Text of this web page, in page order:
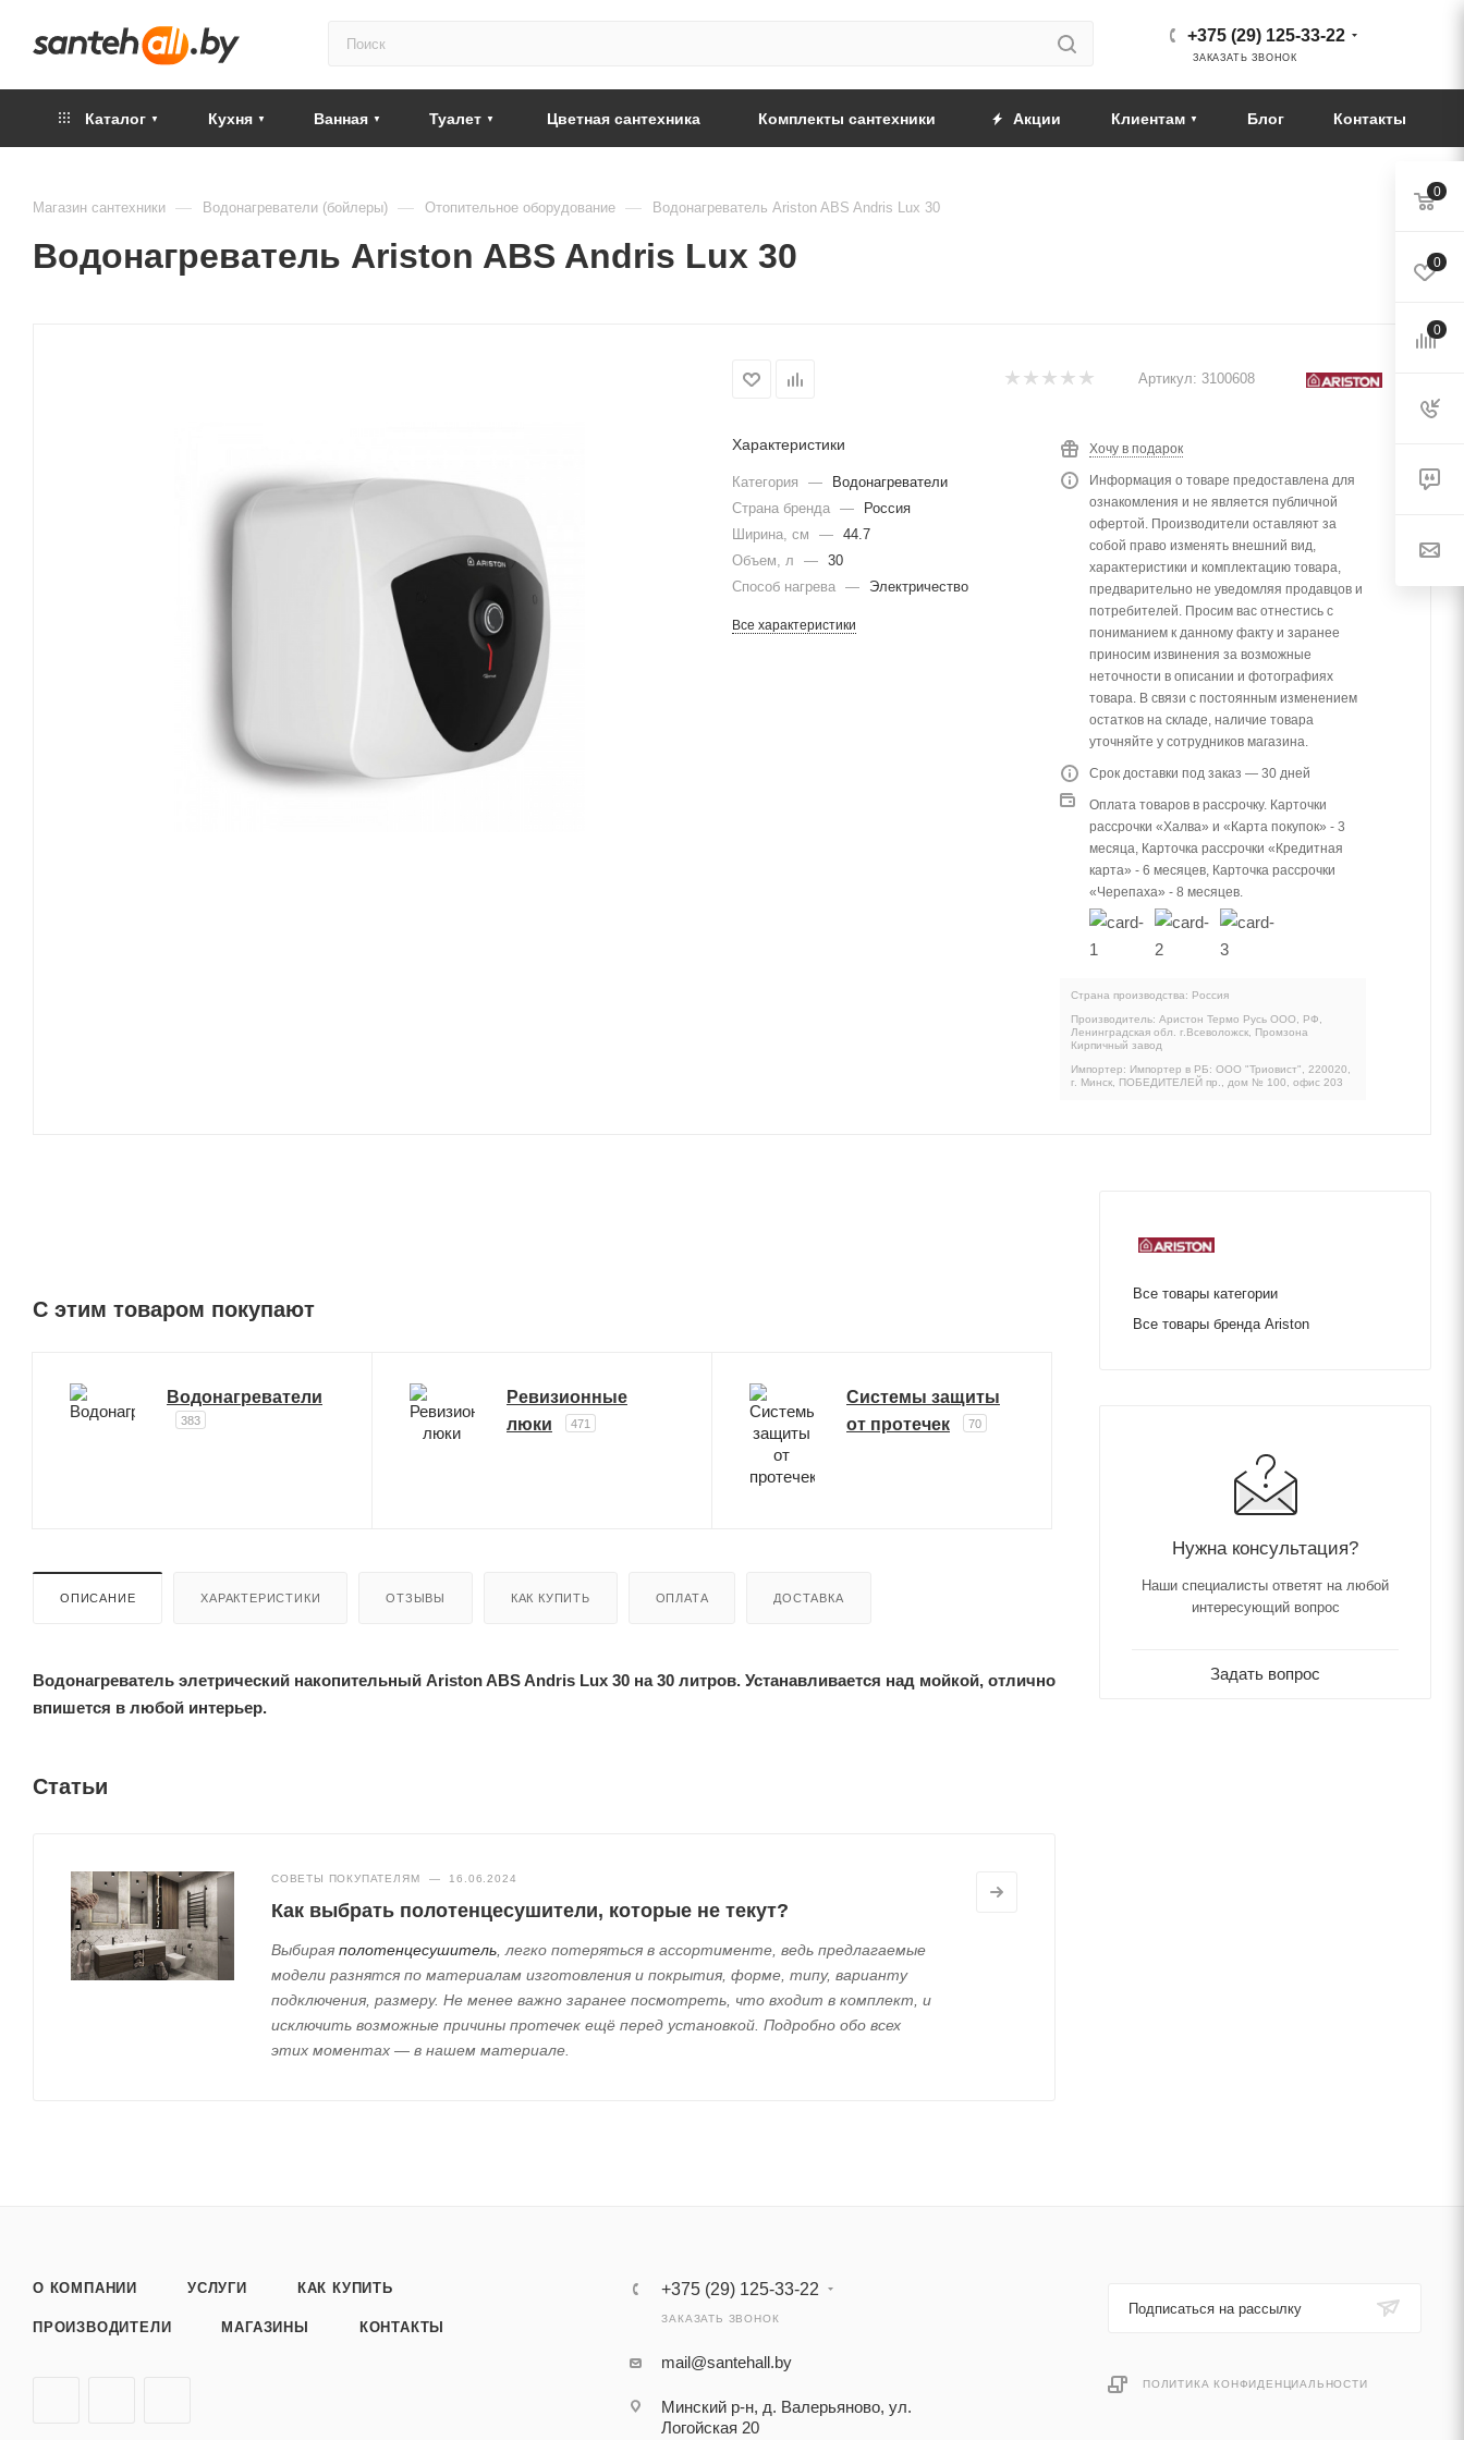
+375 (29) 125-33-22
ЗАКАЗАТЬ ЗВОНОК
Каталог Кухня Ванная Туалет Цветная сантехника Комплекты сантехники Акции Клиентам Блог Контакты
Магазин сантехники — Водонагреватели (бойлеры) — Отопительное оборудование — Водонагреватель Ariston ABS Andris Lux 30
Водонагреватель Ariston ABS Andris Lux 30
Артикул: 3100608
Характеристики
Категория —
Водонагреватели
Страна бренда —
Россия
Ширина, см
— 44.7
Объем, л
— 30
Способ нагрева — Электричество
Все характеристики
Хочу в подарок
Информация о товаре предоставлена для
ознакомления и не является публичной
офертой. Производители оставляют за
собой право изменять внешний вид,
характеристики и комплектацию товара,
предварительно не уведомляя продавцов и
потребителей. Просим вас отнестись с
пониманием к данному факту и заранее
приносим извинения за возможные
неточности в описании и фотографиях
товара. В связи с постоянным изменением
остатков на складе, наличие товара
уточняйте у сотрудников магазина.
Срок доставки под заказ — 30 дней
Оплата товаров в рассрочку. Карточки
рассрочки «Халва» и «Карта покупок» - 3
месяца, Карточка рассрочки «Кредитная
карта» - 6 месяцев, Карточка рассрочки
«Черепаха» - 8 месяцев.
Страна производства: Россия
Производитель: Аристон Термо Русь ООО, РФ,
Ленинградская обл. г.Всеволожск, Промзона
Кирпичный завод
Импортер: Импортер в РБ: ООО "Триовист", 220020,
г. Минск, ПОБЕДИТЕЛЕЙ пр., дом № 100, офис 203
C этим товаром покупают
Водонагреватели
383
Ревизионные
люки
471
Системы защиты
от протечек
70
ОПИСАНИЕ ХАРАКТЕРИСТИКИ ОТЗЫВЫ КАК КУПИТЬ ОПЛАТА ДОСТАВКА
Водонагреватель элетрический накопительный Ariston ABS Andris Lux 30 на 30 литров. Устанавливается над мойкой, отлично
впишется в любой интерьер.
Статьи
СОВЕТЫ ПОКУПАТЕЛЯМ — 16.06.2024
Как выбрать полотенцесушители, которые не текут?
Выбираяполотенцесушитель , легко потеряться в ассортименте, ведь предлагаемые
модели разнятся по материалам изготовления и покрытия, форме, типу, варианту
подключения, размеру. Не менее важно заранее посмотреть, что входит в комплект, и
исключить возможные причины протечек ещё перед установкой. Подробно обо всех
этих моментах — в нашем материале.
Все товары категории
Все товары бренда Ariston
Нужна консультация?
Наши специалисты ответят на любой
интересующий вопрос
Задать вопрос
О КОМПАНИИ УСЛУГИ КАК КУПИТЬ
ПРОИЗВОДИТЕЛИ МАГАЗИНЫ КОНТАКТЫ
+375 (29) 125-33-22
ЗАКАЗАТЬ ЗВОНОК
mail@santehall.by
Минский р-н, д. Валерьяново, ул.
Логойская 20
Подписаться на рассылку
ПОЛИТИКА КОНФИДЕНЦИАЛЬНОСТИ
0
0
0